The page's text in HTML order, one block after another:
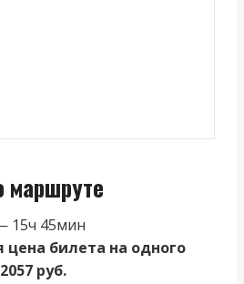
маршруте
15ч 45мин
билета на одного
руб.